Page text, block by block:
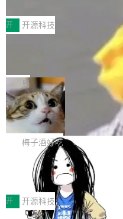
于自研UCL-Engine通信引擎
持续开源更多基于UCL-
件。 腾讯网平团队在UCL-
个独立于业务线程的全局通信
助力企业AI研发安全落地 当
经开始引入 AI Coding 工具，
型或企业内部部署模型提升研
Coding 从个人辅助工具逐步
级应用，企业在规模化落地过
可控性和代码质量提出了更高
安全与合规要求。对于大多数
有云模型能够满足快速试用和
但对于金融、能源、医疗等对
前不久，工业和信息化部正式
智能应用典型案例名单》，集
各领域的应用成果，覆盖技术
产品应用、支撑保障、专题等
AI算力网关（AI创新平台）成
各业的Agent走向规模化建设
渐丰富，用户关注的重点也在
让AI用起来，还要进一步看清
Token花在哪里、算力是否被
续增长的AI成本该如何优化。
正是围绕这些实际问题，从
理两个方面，让用户的每一份
得住、用得稳、省得下、更安
始，Token使用一目...
开 开源科技
Jeff Dean 离开 Google：
束，一个实验室的开始
Google 员工编号 20。
Bigtable 作者之一。
Gemini 的架构师。Google 首
ean 在 Google 工作了 27 年
不是一个人走。一同离开的还
wat（Google 员工编号 23，
年的编程搭档，MapReduce
作者）、Quoc Le（Google
q2Seq 和 DocAI 的共同发明
yals（Gemini 联合负责人，
局
🔥 SolonCode v2026.8.4
字体可调、22 种语言、记
打开终端就能上岗的全中文编
把「看得清、用母语、记得住
齐。 SolonCode 是什么
耳科技研发的企业级终端编
中文驱动的数字员工，自主理
骤、编写代码。不挑模型、不
装完即用。 开源地址：Gitee
梅子酒好吃
让“代码语义理解”深度释
价值潜能：华为云码道（
代码仓技术解析
一、代码仓深度理解技术的作
程实践中，代码仓是企业核心
体。企业级代码仓库通常包含
开 开源科技